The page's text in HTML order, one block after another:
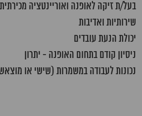
בעל/ת זיקה לאופנה ואוריינטציה מכירתית
שירותיות ואדיבות
יכולת הנעת עובדים
ניסיון קודם בתחום האופנה - יתרון
נכונות לעבודה במשמרות (שישי או